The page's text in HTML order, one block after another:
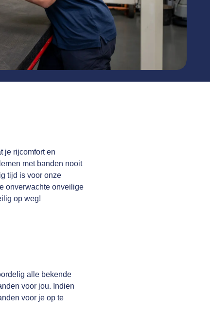
je rijcomfort en
met banden nooit
tijd is voor onze
onverwachte onveilige
op weg!
alle bekende
voor jou. Indien
voor je op te